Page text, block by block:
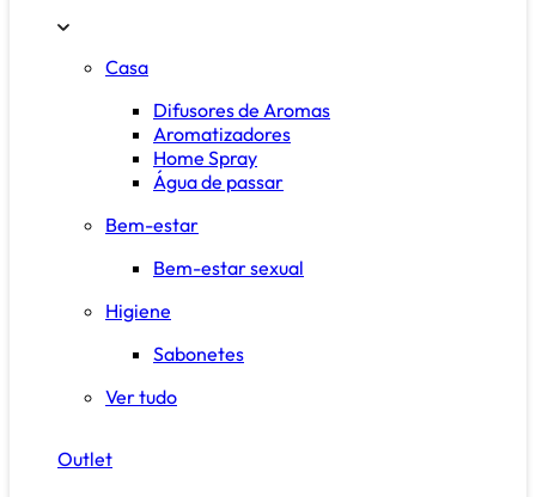
Casa
Difusores de Aromas
Aromatizadores
Home Spray
Água de passar
Bem-estar
Bem-estar sexual
Higiene
Sabonetes
Ver tudo
Outlet